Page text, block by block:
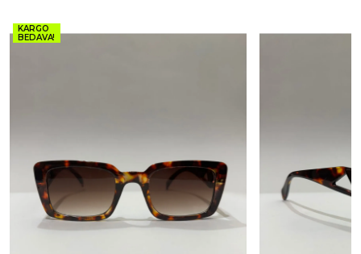
KARGO
BEDAVA!